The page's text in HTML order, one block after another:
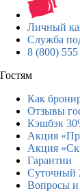
Личный
Служба
8 (800)
Гостям
Как
Отзывы
Кэшбэк
Акция
Акция
Гарантии
Суточный
Вопросы и